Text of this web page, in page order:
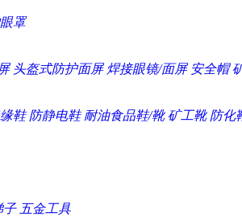
罩
头盔式防护面屏 焊接眼镜/面屏 安全帽
鞋 防静电鞋 耐油食品鞋/靴 矿工靴 防化
子 五金工具